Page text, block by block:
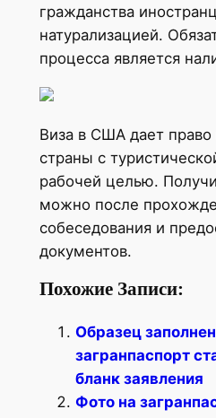
гражданства
натурализацией.
процесса является
Виза в США дает
страны с
рабочей целью.
можно после
собеседования и
документов.
Похожие Записи:
Образец
загранпаспорт
бланк заявления
Фото на